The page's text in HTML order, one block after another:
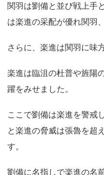
関羽は劉備と並び戦上手
は楽進の采配が優れ関羽
さらに、楽進は関羽に味
楽進は臨沮の杜普や旌陽
躍をみせました。
ここで劉備は楽進を警戒
と楽進の脅威は張魯を超
す。
劉備に名指しで楽進の名